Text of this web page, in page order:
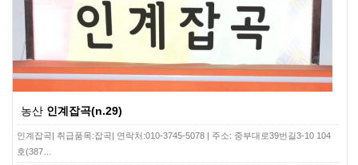
농산 인계잡곡(n.29)
인계잡곡| 취급품목:잡곡| 연락처:010-3745-5078 | 주소: 중부대로39번길3-10 104
호(387…